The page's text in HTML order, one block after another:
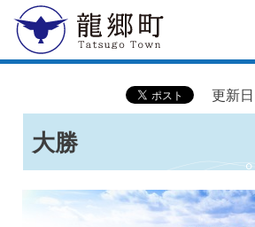
龍郷町
更新
大勝